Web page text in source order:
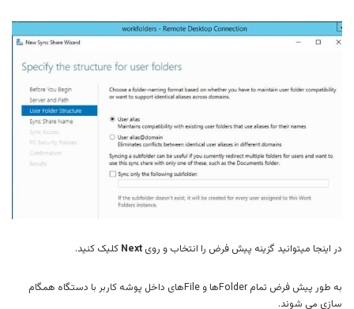
در اینجا میتوانید گزینه پیش فرض را انتخاب و روی Next کلیک کنید.
به طور پیش فرض تمام Folderها و Fileهای داخل پوشه کاربر با دستگاه همگام
سازی می شوند.